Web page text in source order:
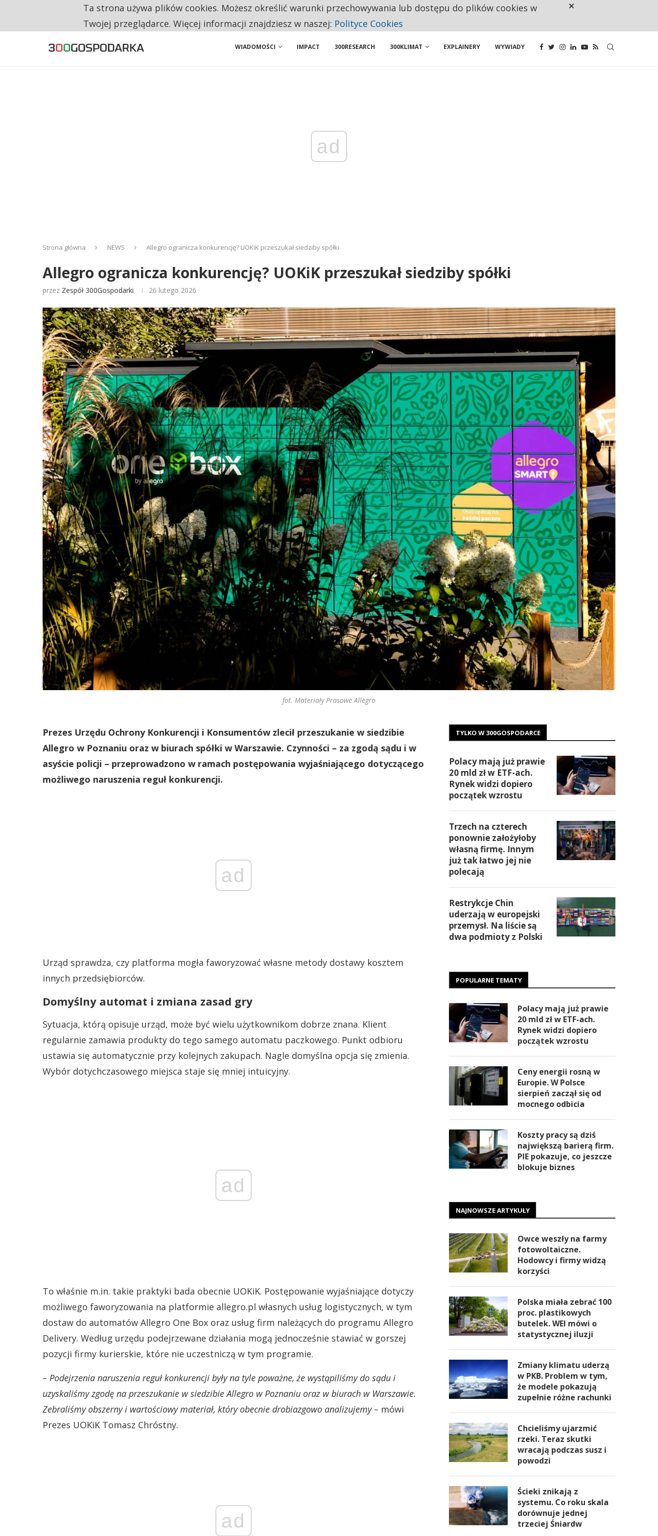
RESTRYKCJE CHIN UDERZAJĄ W EUROPEJSKI PRZEMYSŁ. NA LIŚCIE SĄ DWA PODMIOTY Z POLSKI
WIADOMOŚCI IMPACT 300RESEARCH 300KLIMAT EXPLAINERY WYWIADY
ad
Strona główna NEWS Allegro ogranicza konkurencję? UOKiK przeszukał siedziby spółki
Allegro ogranicza konkurencję? UOKiK przeszukał siedziby spółki
przez Zespół 300Gospodarki 26 lutego 2026
fot. Materiały Prasowe Allegro
Prezes Urzędu Ochrony Konkurencji i Konsumentów zlecił przeszukanie w siedzibie
Allegro w Poznaniu oraz w biurach spółki w Warszawie. Czynności – za zgodą sądu i w
asyście policji – przeprowadzono w ramach postępowania wyjaśniającego dotyczącego
możliwego naruszenia reguł konkurencji.
ad
Urząd sprawdza, czy platforma mogła faworyzować własne metody dostawy kosztem
innych przedsiębiorców.
Domyślny automat i zmiana zasad gry
Sytuacja, którą opisuje urząd, może być wielu użytkownikom dobrze znana. Klient
regularnie zamawia produkty do tego samego automatu paczkowego. Punkt odbioru
ustawia się automatycznie przy kolejnych zakupach. Nagle domyślna opcja się zmienia.
Wybór dotychczasowego miejsca staje się mniej intuicyjny.
ad
To właśnie m.in. takie praktyki bada obecnie UOKiK. Postępowanie wyjaśniające dotyczy
możliwego faworyzowania na platformie allegro.pl własnych usług logistycznych, w tym
dostaw do automatów Allegro One Box oraz usług firm należących do programu Allegro
Delivery. Według urzędu podejrzewane działania mogą jednocześnie stawiać w gorszej
pozycji firmy kurierskie, które nie uczestniczą w tym programie.
– Podejrzenia naruszenia reguł konkurencji były na tyle poważne, że wystąpiliśmy do sądu i
uzyskaliśmy zgodę na przeszukanie w siedzibie Allegro w Poznaniu oraz w biurach w Warszawie.
Zebraliśmy obszerny i wartościowy materiał, który obecnie drobiazgowo analizujemy – mówi
Prezes UOKiK Tomasz Chróstny.
ad
TYLKO W 300GOSPODARCE
Polacy mają już prawie
20 mld zł w ETF-ach.
Rynek widzi dopiero
początek wzrostu
Trzech na czterech
ponownie założyłoby
własną firmę. Innym
już tak łatwo jej nie
polecają
Restrykcje Chin
uderzają w europejski
przemysł. Na liście są
dwa podmioty z Polski
POPULARNE TEMATY
Polacy mają już prawie
20 mld zł w ETF-ach.
Rynek widzi dopiero
początek wzrostu
Ceny energii rosną w
Europie. W Polsce
sierpień zaczął się od
mocnego odbicia
Koszty pracy są dziś
największą barierą firm.
PIE pokazuje, co jeszcze
blokuje biznes
NAJNOWSZE ARTYKUŁY
Owce weszły na farmy
fotowoltaiczne.
Hodowcy i firmy widzą
korzyści
Polska miała zebrać 100
proc. plastikowych
butelek. WEI mówi o
statystycznej iluzji
Zmiany klimatu uderzą
w PKB. Problem w tym,
że modele pokazują
zupełnie różne rachunki
Chcieliśmy ujarzmić
rzeki. Teraz skutki
wracają podczas susz i
powodzi
Ścieki znikają z
systemu. Co roku skala
dorównuje jednej
trzeciej Śniardw
Ta strona używa plików cookies. Możesz określić warunki przechowywania lub dostępu do plików cookies w
Twojej przeglądarce. Więcej informacji znajdziesz w naszej: Polityce Cookies
×